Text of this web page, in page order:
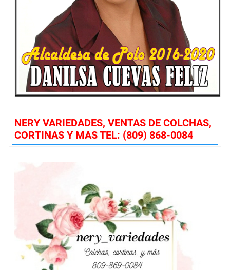
NERY VARIEDADES, VENTAS DE COLCHAS,
CORTINAS Y MAS TEL: (809) 868-0084